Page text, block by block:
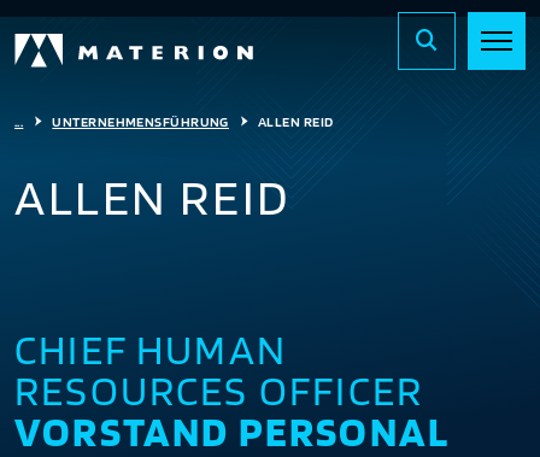
... UNTERNEHMENSFÜHRUNG ALLEN REID
ALLEN REID
CHIEF HUMAN
RESOURCES OFFICER
VORSTAND PERSONAL